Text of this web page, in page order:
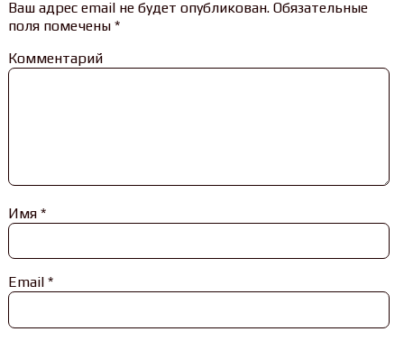
Ваш адрес email не будет опубликован.Обязательные
поля помечены *
Комментарий
Имя *
Email *